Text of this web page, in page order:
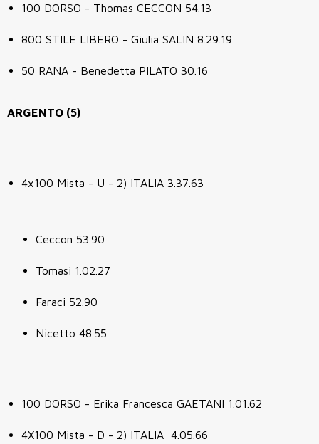
100 DORSO - Thomas CECCON 54.13
800 STILE LIBERO - Giulia SALIN 8.29.19
50 RANA - Benedetta PILATO 30.16
ARGENTO (5)
4x100 Mista - U - 2) ITALIA 3.37.63
Ceccon 53.90
Tomasi 1.02.27
Faraci 52.90
Nicetto 48.55
100 DORSO - Erika Francesca GAETANI 1.01.62
4X100 Mista - D - 2) ITALIA 4.05.66